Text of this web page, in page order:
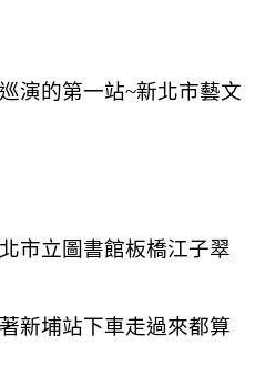
演的第一站~新北市藝文
市立圖書館板橋江子翠
新埔站下車走過來都算